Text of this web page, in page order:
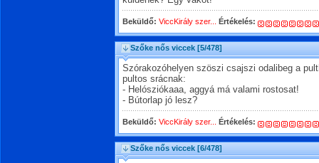
Beküldő: ViccKirály szer... Értékelés:
Szőke nős viccek [5/478]
Szórakozóhelyen szöszi csajszi odalibeg a
pultos srácnak:
- Helósziókaaa, aggyá má valami rostosat!
- Bútorlap jó lesz?
Beküldő: ViccKirály szer... Értékelés:
Szőke nős viccek [6/478]